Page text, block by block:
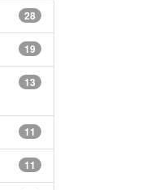
28
19
13
11
11